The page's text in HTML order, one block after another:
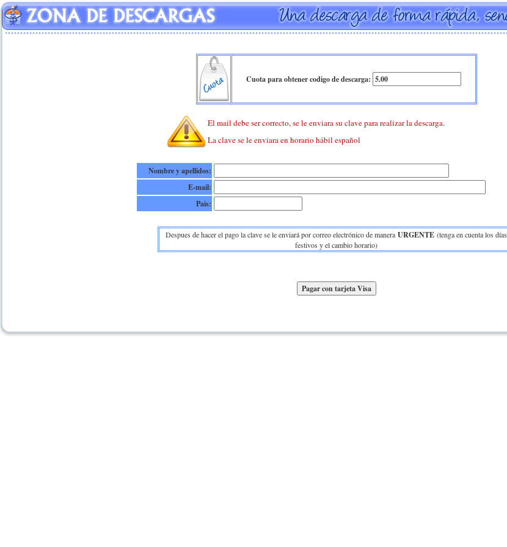
Cuota para obtener codigo de descarga:
El mail debe ser correcto, se le enviara su clave para realizar la descarga.
La clave se le enviara en horario hábil español
Nombre y apellidos:
E-mail:
Pais:
Despues de hacer el pago la clave se le enviará por correo electrónico de manera URGENTE (tenga en cuenta los días
festivos y el cambio horario)